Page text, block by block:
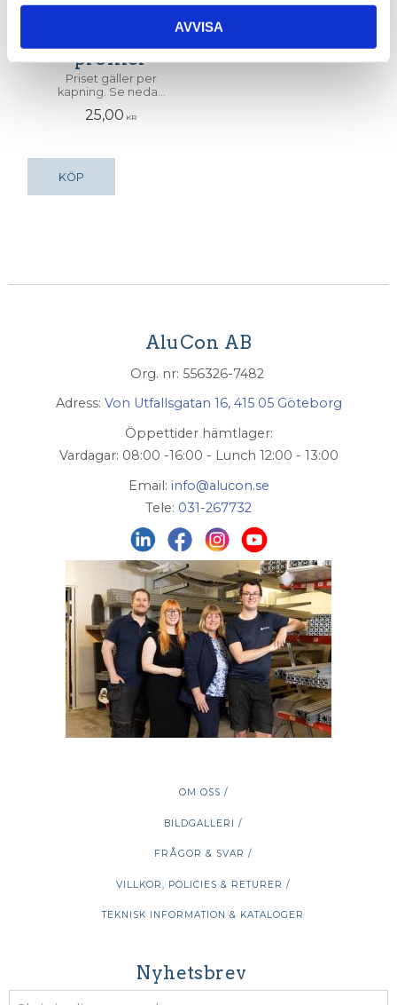
AVVISA
profiler
Priset gäller per
kapning. Se nedan
25,00 KR
KÖP
AluCon AB
Org. nr: 556326-7482
Adress: Von Utfallsgatan 16, 415 05 Göteborg
Öppettider hämtlager:
Vardagar: 08:00 -16:00 - Lunch 12:00 - 13:00
Email: info@alucon.se
Tele: 031-267732
OM OSS /
BILDGALLERI /
FRÅGOR & SVAR /
VILLKOR, POLICIES & RETURER /
TEKNISK INFORMATION & KATALOGER
Nyhetsbrev